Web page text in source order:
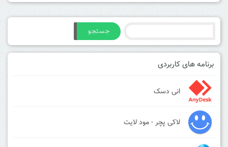
جستجو
برنامه های کاربردی
انی دسک
لاکی پچر - مود لایت